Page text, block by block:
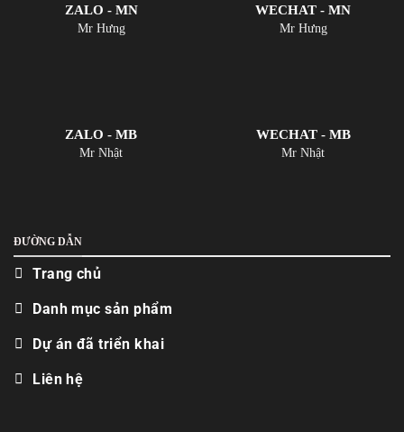
ZALO - MN
Mr Hưng
WECHAT - MN
Mr Hưng
ZALO - MB
Mr Nhật
WECHAT - MB
Mr Nhật
ĐƯỜNG DẪN
Trang chủ
Danh mục sản phẩm
Dự án đã triển khai
Liên hệ